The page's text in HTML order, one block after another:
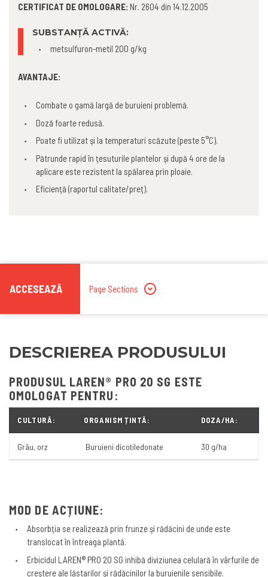
CERTIFICAT DE OMOLOGARE: Nr. 2604 din 14.12.2005
SUBSTANȚĂ ACTIVĂ:
metsulfuron-metil 200 g/kg
AVANTAJE:
Combate o gamă largă de buruieni problemă.
Doză foarte redusă.
Poate fi utilizat şi la temperaturi scăzute (peste 5°C).
Pătrunde rapid în ţesuturile plantelor şi după 4 ore de la
aplicare este rezistent la spălarea prin ploaie.
Eficienţă (raportul calitate/preţ).
ACCESEAZĂ Page Sections
DESCRIEREA PRODUSULUI
PRODUSUL LAREN® PRO 20 SG ESTE
OMOLOGAT PENTRU:
CULTURĂ: ORGANISM ȚINTĂ: DOZA/HA:
Grâu, orz Buruieni dicotiledonate 30 g/ha
MOD DE ACȚIUNE:
Absorbţia se realizează prin frunze şi rădăcini de unde este
translocat în întreaga plantă.
Erbicidul LAREN® PRO 20 SG inhibă diviziunea celulară în vârfurile de
creştere ale lăstarilor şi rădăcinilor la buruienile sensibile.